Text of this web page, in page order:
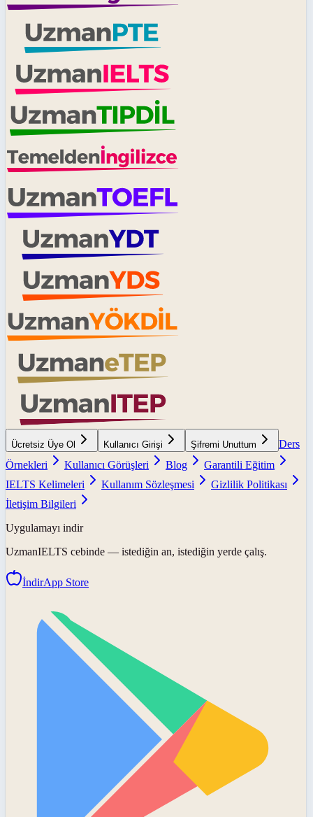
Ücretsiz Üye Ol Kullanıcı Girişi Şifremi Unuttum
Ders
Örnekleri
Kullanıcı Görüşleri Blog
Garantili Eğitim
IELTS Kelimeleri
Kullanım Sözleşmesi
Gizlilik Politikası
İletişim Bilgileri
Uygulamayı indir
UzmanIELTS cebinde — istediğin an, istediğin yerde çalış.
İndirApp Store